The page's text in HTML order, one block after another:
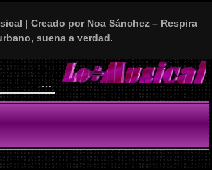
| Creado por Noa Sánchez – Respira
suena a verdad.
de Cuba monta el lío del año con La Muñeka, S.B.S., Kiko y Fran